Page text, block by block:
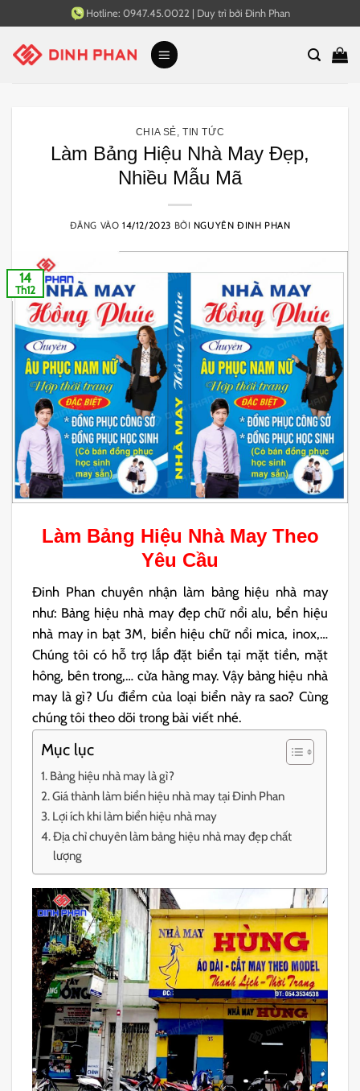
qua
nội
Hotline: 0947.45.0022 | Duy trì bởi Đinh Phan
CHIA SẺ ,TIN TỨC
Làm Bảng Hiệu Nhà May Đẹp,
Nhiều Mẫu Mã
ĐĂNG VÀO14/12/2023 BỞI NGUYÊN ĐINH PHAN
14
Th12
Làm Bảng Hiệu Nhà MayTheo
Yêu Cầu
Đinh Phan chuyên nhận làm bảng hiệu nhà may
như: Bảng hiệu nhà may đẹp chữ nổi alu, bển hiệu
nhà may in bạt 3M, biển hiệu chữ nổi mica, inox,…
Chúng tôi có hỗ trợ lắp đặt biển tại mặt tiền, mặt
hông, bên trong,… cửa hàng may. Vậy bảng hiệu nhà
may là gì? Ưu điểm của loại biển này ra sao? Cùng
chúng tôi theo dõi trong bài viết nhé.
Mục lục
Bảng hiệu nhà may là gì?
Giá thành làm biển hiệu nhà may tại Đinh Phan
Lợi ích khi làm biển hiệu nhà may
Địa chỉ chuyên làm bảng hiệu nhà may đẹp chất
lượng